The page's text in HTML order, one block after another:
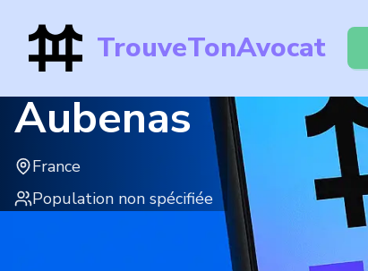
TrouveTonAvocat
Aubenas
France
Population non spécifiée